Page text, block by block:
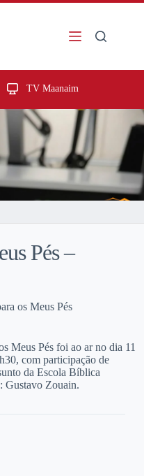
TV Maanaim
Pés –
os Meus Pés
Meus Pés foi ao ar no dia 11
com participação de
da Escola Bíblica
Gustavo Zouain.